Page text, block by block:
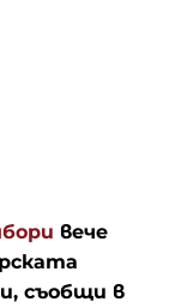
вече
съобщи в